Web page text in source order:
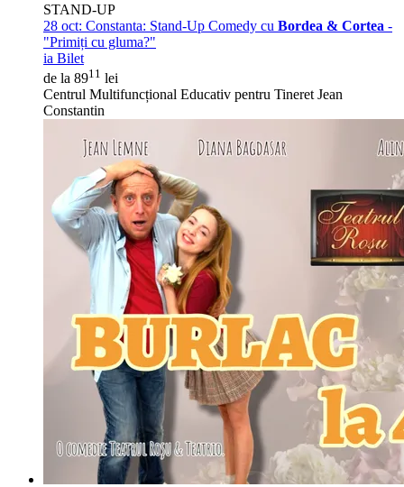
STAND-UP
28 oct: Constanta: Stand-Up Comedy cu Bordea & Cortea -
"Primiți cu gluma?"
ia Bilet
de la 8911 lei
Centrul Multifuncțional Educativ pentru Tineret Jean
Constantin